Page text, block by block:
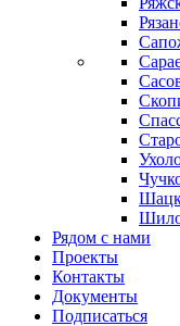
Рядом с нами
Проекты
Контакты
Документы
Подписаться